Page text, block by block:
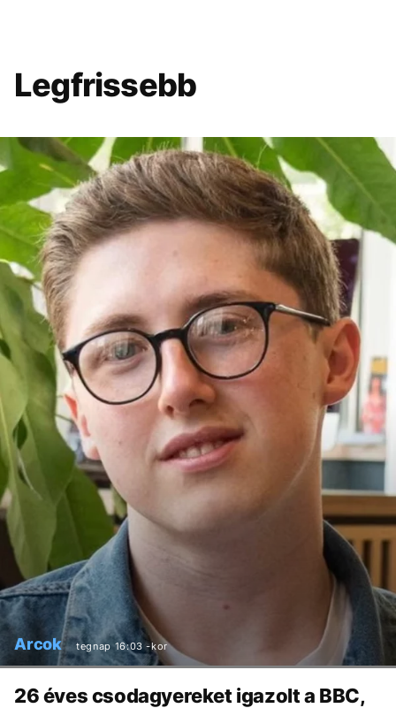
Legfrissebb
Arcok tegnap 16:03 -kor
26 éves csodagyereket igazolt a BBC,